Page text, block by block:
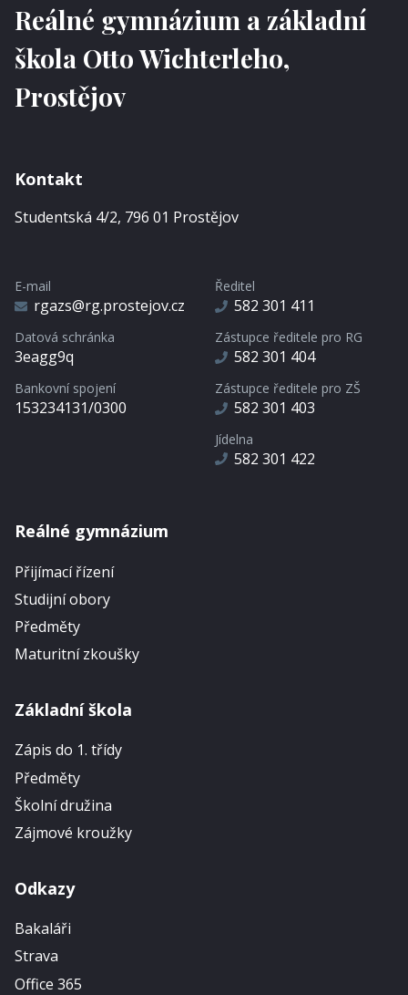
Reálné gymnázium a základní
škola Otto Wichterleho,
Prostějov
Kontakt
Studentská 4/2, 796 01 Prostějov
E-mail
rgazs@rg.prostejov.cz
Datová schránka
3eagg9q
Bankovní spojení
153234131/0300
Ředitel
582 301 411
Zástupce ředitele pro RG
582 301 404
Zástupce ředitele pro ZŠ
582 301 403
Jídelna
582 301 422
Reálné gymnázium
Přijímací řízení
Studijní obory
Předměty
Maturitní zkoušky
Základní škola
Zápis do 1. třídy
Předměty
Školní družina
Zájmové kroužky
Odkazy
Bakaláři
Strava
Office 365